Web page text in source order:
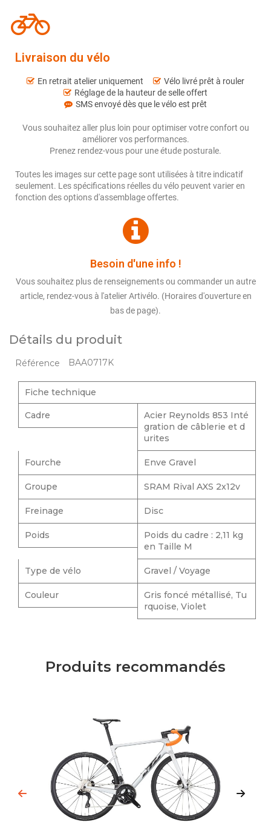
Livraison du vélo
En retrait atelier uniquement
Vélo livré prêt à rouler
Réglage de la hauteur de selle offert
SMS envoyé dès que le vélo est prêt
Vous souhaitez aller plus loin pour optimiser votre confort ou
améliorer vos performances.
Prenez rendez-vous pour une étude posturale.
Toutes les images sur cette page sont utilisées à titre indicatif
seulement. Les spécifications réelles du vélo peuvent varier en
fonction des options d'assemblage offertes.
Besoin d'une info !
Vous souhaitez plus de renseignements ou commander un autre
article, rendez-vous à l'atelier Artivélo. (Horaires d'ouverture en
bas de page).
Détails du produit
Référence BAA0717K
Fiche technique
Cadre
Acier Reynolds 853 Inté
gration de câblerie et d
urites
Fourche Enve Gravel
Groupe SRAM Rival AXS 2x12v
Freinage Disc
Poids
Poids du cadre : 2,11 kg
en Taille M
Type de vélo Gravel / Voyage
Couleur
Gris foncé métallisé, Tu
rquoise, Violet
Produits recommandés